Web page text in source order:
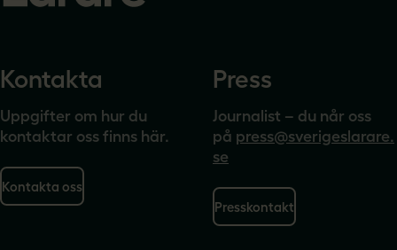
Kontakta
Uppgifter om hur du
kontaktar oss finns här.
Kontakta oss
Press
Journalist – du når oss
på press@sverigeslarare.
se
Presskontakt